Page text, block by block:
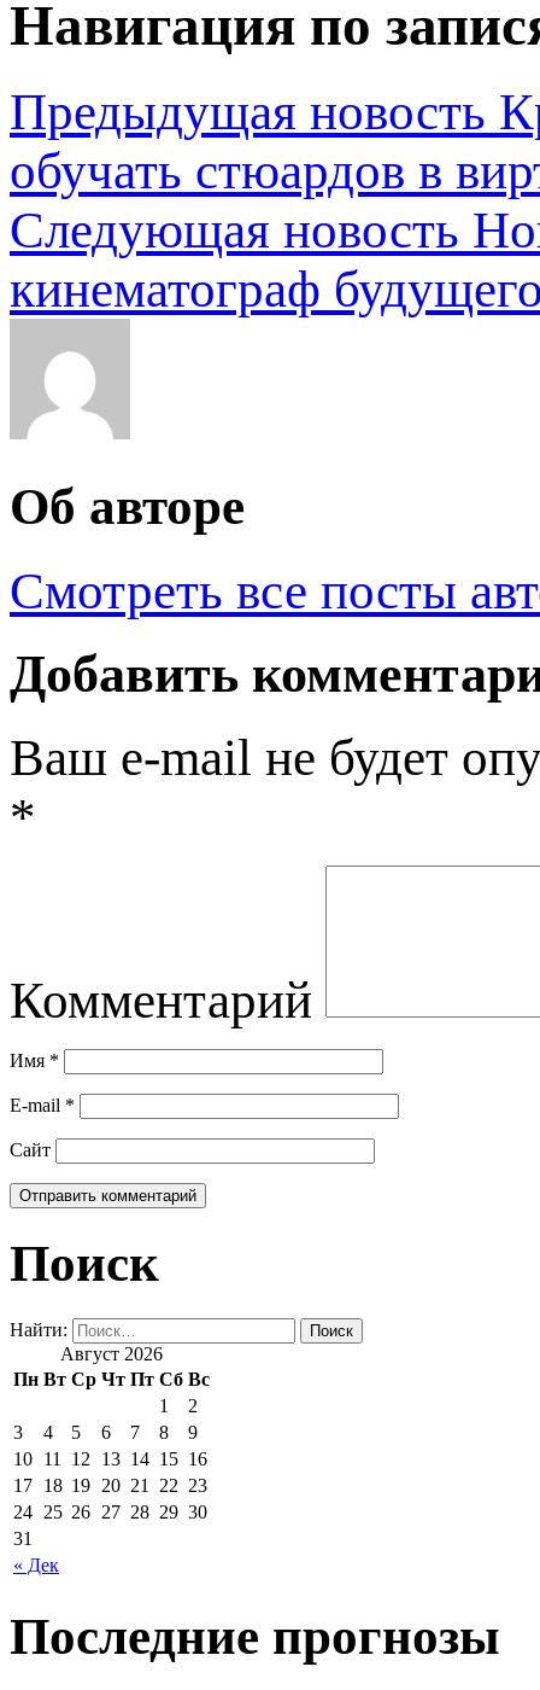
Навигация по
Предыдущая новость
обучать стюардов в
Следующая новость
кинематограф
Об авторе
Смотреть все посты
Добавить
Ваш e-mail не будет
*
Комментарий
Имя *
E-mail *
Сайт
Поиск
Найти:
Август 2026
Пн Вт Ср Чт Пт Сб Вс
« Дек
1
2
3
4 5 6 7 8
9
10 11 12 13 14 15 16
17 18 19 20 21 22 23
24 25 26 27 28 29 30
31
Последние прогнозы